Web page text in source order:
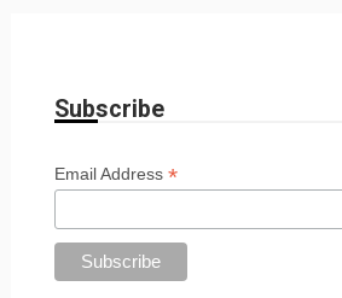
Subscribe
Email Address*